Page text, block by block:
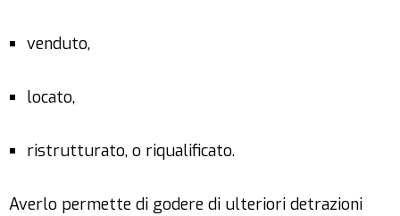
venduto,
locato,
ristrutturato, o riqualificato.
Averlo permette di godere di ulteriori detrazioni